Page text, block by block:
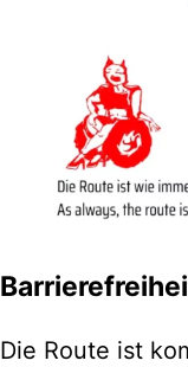
Die Route ist